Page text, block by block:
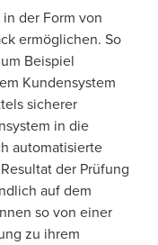
der Form von
ermöglichen. So
Beispiel
Kundensystem
sicherer
in die
automatisierte
der Prüfung
auf dem
so von einer
zu ihrem